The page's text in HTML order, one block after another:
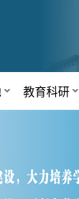
教育科研